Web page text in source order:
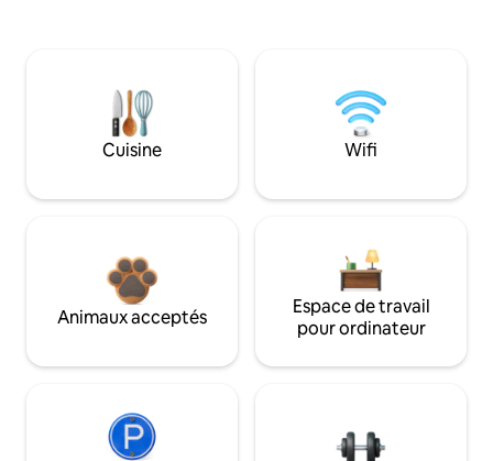
Cuisine Wifi
Animaux acceptés
Espace de travail
pour ordinateur